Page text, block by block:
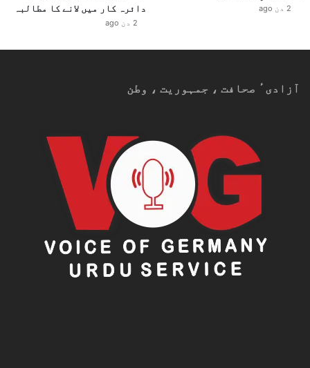
2 دن ago
دائرہ کار میں لانے کا مطالبہ
2 دن ago
آزادیٴ صحافت ، جمہوریت ، وطن